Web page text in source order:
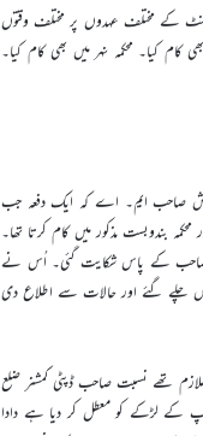
کے مختلف عہدوں پر مختلف وقتوں
کیا۔ محکمہ نہر میں بھی کام کیا۔
بخش صاحب ایم۔ اے کہ ایک دفعہ جب
بندوبست مذکور میں کام کرتا تھا۔
صاحب کے پاس شکایت گئی۔ اُس نے
چلے گئے اور حالات سے اطلاع دی
تھے نسبت صاحب ڈپٹی کمشنر ضلع
کے لڑکے کو معطل کر دیا ہے دادا